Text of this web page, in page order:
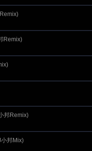
Remix)
邦Remix)
邦Mix)